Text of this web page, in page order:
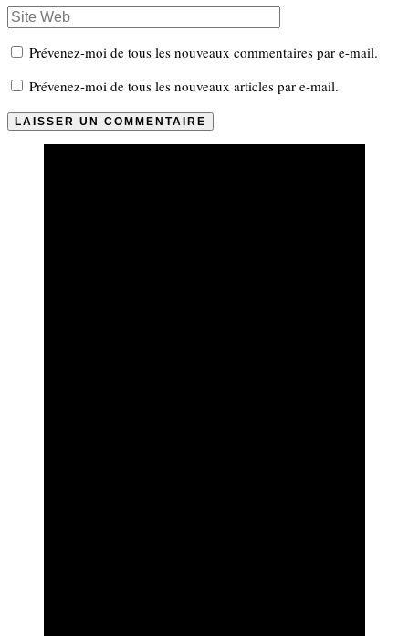
Prévenez-moi de tous les nouveaux commentaires par e-mail.
Prévenez-moi de tous les nouveaux articles par e-mail.